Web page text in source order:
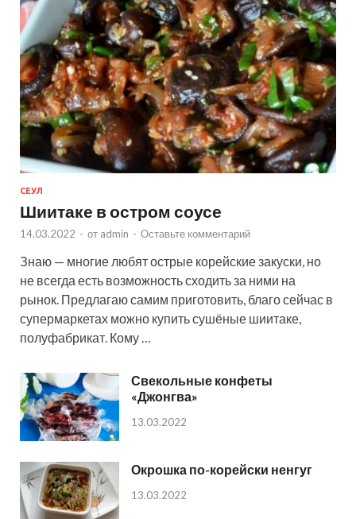
СЕУЛ
Шиитаке в остром соусе
14.03.2022 - от admin - Оставьте комментарий
Знаю — многие любят острые корейские закуски, но
не всегда есть возможность сходить за ними на
рынок. Предлагаю самим приготовить, благо сейчас в
супермаркетах можно купить сушёные шиитаке,
полуфабрикат. Кому …
Свекольные конфеты
«Джонгва»
13.03.2022
Окрошка по-корейски ненгуг
13.03.2022